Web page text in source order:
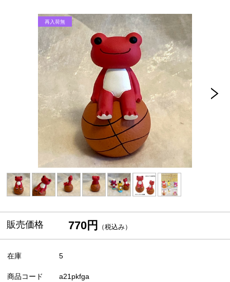
販売価格 770円 （税込み）
在庫 5
商品コード a21pkfga